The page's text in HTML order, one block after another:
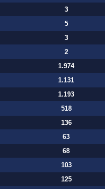
3
5
3
2
1.974
1.131
1.193
518
136
63
68
103
125